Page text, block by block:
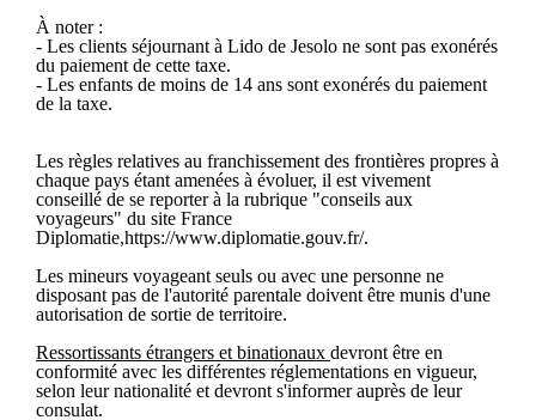
À noter :
- Les clients séjournant à Lido de Jesolo ne sont pas exonérés
du paiement de cette taxe.
- Les enfants de moins de 14 ans sont exonérés du paiement
de la taxe.
Les règles relatives au franchissement des frontières propres à
chaque pays étant amenées à évoluer, il est vivement
conseillé de se reporter à la rubrique "conseils aux
voyageurs" du site France
Diplomatie,https://www.diplomatie.gouv.fr/.
Les mineurs voyageant seuls ou avec une personne ne
disposant pas de l'autorité parentale doivent être munis d'une
autorisation de sortie de territoire.
Ressortissants étrangers et binationaux devront être en
conformité avec les différentes réglementations en vigueur,
selon leur nationalité et devront s'informer auprès de leur
consulat.